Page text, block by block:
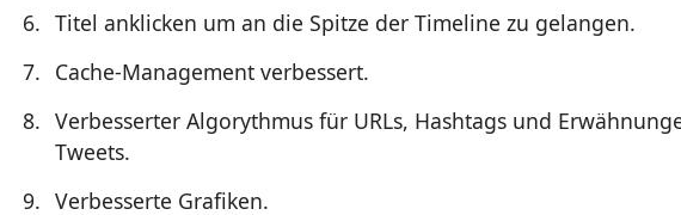
Titel anklicken um an die Spitze der Timeline zu gelangen.
Cache-Management verbessert.
Verbesserter Algorythmus für URLs, Hashtags und
Tweets.
Verbesserte Grafiken.